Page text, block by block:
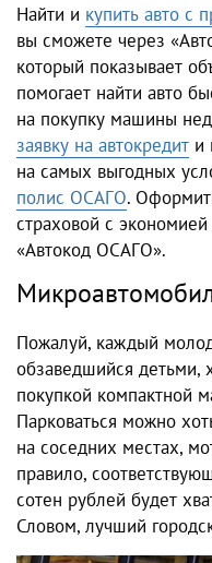
Найти и купить авто с
вы сможете через
который показывает
помогает найти авто
на покупку машины
заявку на автокредит и
на самых выгодных
полис ОСАГО.
страховой с
«Автокод ОСАГО».
Пожалуй, каждый
обзаведшийся детьми,
покупкой компактной
Парковаться можно
на соседних местах,
правило,
сотен рублей будет
Словом, лучший